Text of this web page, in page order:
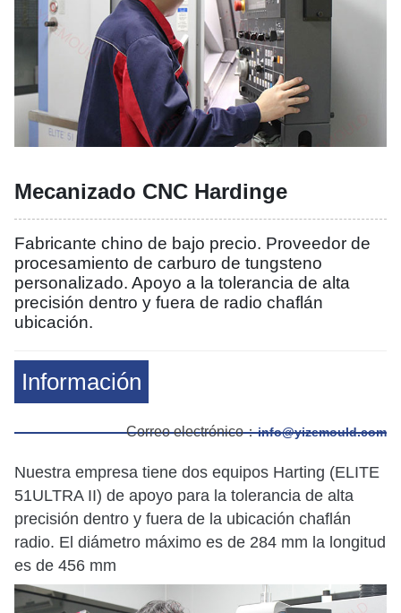
Mecanizado CNC Hardinge
Fabricante chino de bajo precio. Proveedor de
procesamiento de carburo de tungsteno
personalizado. Apoyo a la tolerancia de alta
precisión dentro y fuera de radio chaflán
ubicación.
Información
Correo electrónico：info@yizemould.com
Nuestra empresa tiene dos equipos Harting (ELITE
51ULTRA II) de apoyo para la tolerancia de alta
precisión dentro y fuera de la ubicación chaflán
radio. El diámetro máximo es de 284 mm la longitud
es de 456 mm